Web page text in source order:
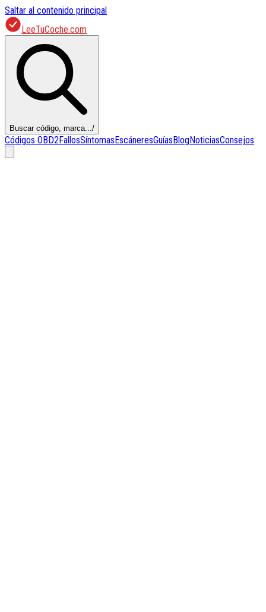
Saltar al contenido principal
LeeTuCoche.com
Buscar código, marca.../
Códigos OBD2FallosSíntomasEscáneresGuíasBlogNoticiasConsejos